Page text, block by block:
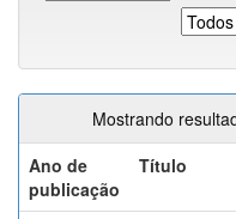
Mostrando
Ano de
publicação
Título